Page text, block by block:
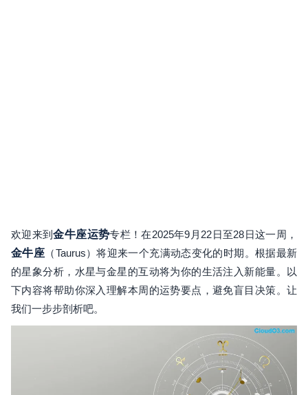
欢迎来到金牛座运势专栏！在2025年9月22日至28日这一周，
金牛座 （Taurus）将迎来一个充满动态变化的时期。根据最新
的星象分析，水星与金星的互动将为你的生活注入新能量。以
下内容将帮助你深入理解本周的运势要点，避免盲目决策。让
我们一步步剖析吧。